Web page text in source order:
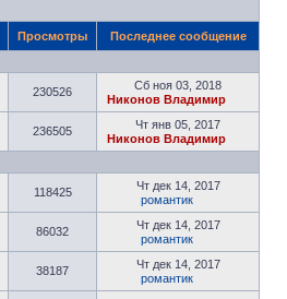
Просмотры Последнее сообщение
230526
Сб ноя 03, 2018
Никонов Владимир
236505
Чт янв 05, 2017
Никонов Владимир
118425
Чт дек 14, 2017
романтик
86032
Чт дек 14, 2017
романтик
38187
Чт дек 14, 2017
романтик